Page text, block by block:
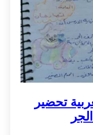
تحضير